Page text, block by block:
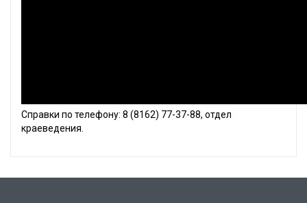
Справки по телефону: 8 (8162) 77-37-88, отдел
краеведения.